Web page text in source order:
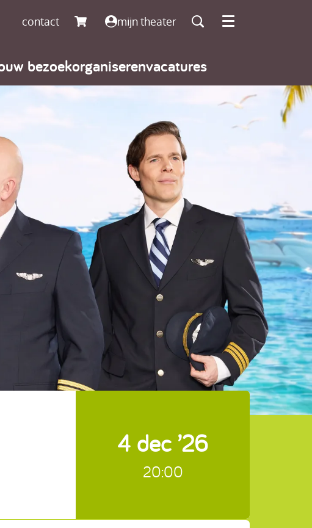
contact mijn theater
bezoekorganiserenvacatures
Menu
4 dec ’26
20:00